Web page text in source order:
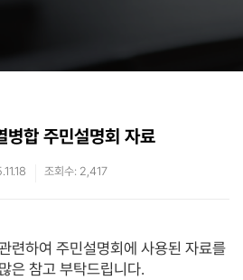
병합 주민설명회 자료
조회수: 2,417
련하여 주민설명회에 사용된 자료를
은 참고 부탁드립니다.